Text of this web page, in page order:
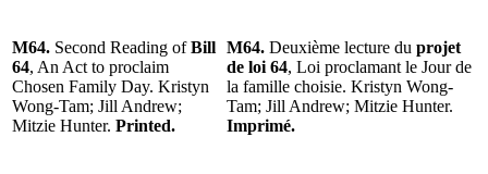
M64. Second Reading ofBill
64, An Act to proclaim
Chosen Family Day. Kristyn
Wong-Tam; Jill Andrew;
Mitzie Hunter. Printed.
M64. Deuxième lecture du projet
de loi 64, Loi proclamant le Jour de
la famille choisie. Kristyn Wong-
Tam; Jill Andrew; Mitzie Hunter.
Imprimé.